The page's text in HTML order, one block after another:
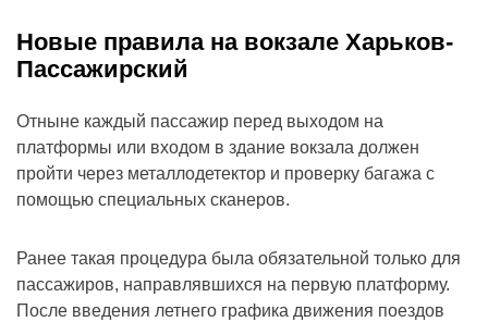
Новые правила на вокзале Харьков-
Пассажирский
Отныне каждый пассажир перед выходом на
платформы или входом в здание вокзала должен
пройти через металлодетектор и проверку багажа с
помощью специальных сканеров.
Ранее такая процедура была обязательной только для
пассажиров, направлявшихся на первую платформу.
После введения летнего графика движения поездов